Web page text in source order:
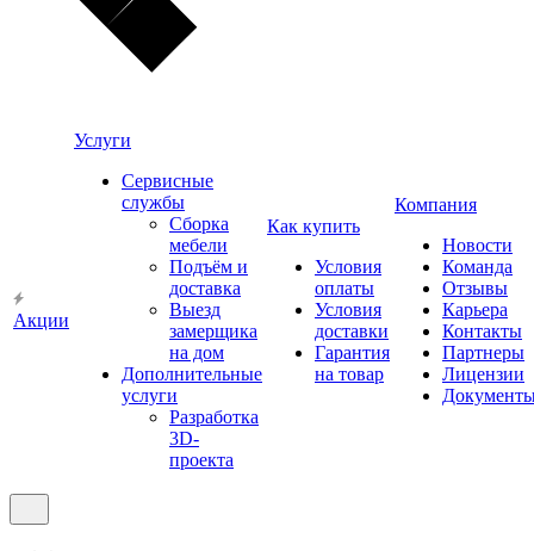
Акции
Услуги
Сервисные
службы
Сборка
мебели
Подъём и
доставка
Выезд
замерщика
на дом
Дополнительные
услуги
Разработка
3D-
проекта
Как купить
Условия
оплаты
Условия
доставки
Гарантия
на товар
Компания
Новости
Команда
Отзывы
Карьера
Контакты
Партнеры
Лицензии